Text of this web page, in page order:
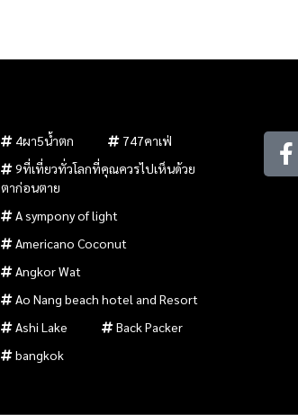
4ผา5น้ำตก
747คาเฟ่
9ที่เที่ยวทั่วโลกที่คุณควรไปเห็นด้วย
ตาก่อนตาย
A sympony of light
Americano Coconut
Angkor Wat
Ao Nang beach hotel and Resort
Ashi Lake
Back Packer
bangkok